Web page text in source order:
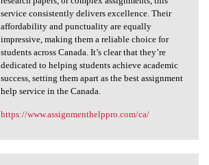
service consistently delivers excellence. Their
affordability and punctuality are equally
impressive, making them a reliable choice for
students across Canada. It’s clear that they’re
dedicated to helping students achieve academic
success, setting them apart as the best assignment
help service in the Canada.
https://www.assignmenthelppro.com/ca/